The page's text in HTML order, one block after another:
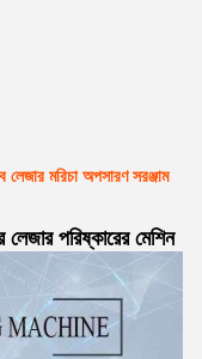
লেজার মরিচা অপসারণ সরঞ্জাম
পরিষ্কারের মেশিন